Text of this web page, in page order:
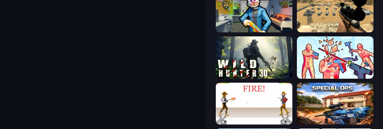
Save the Hostages Ghost Sniper
Wild Hunter 3D Time Shooter 2
Gunblood Special Ops: GO